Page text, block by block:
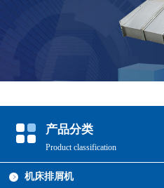
产品分类
Product classification
机床排屑机